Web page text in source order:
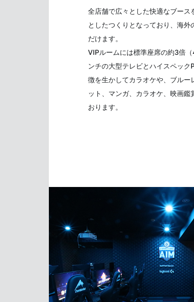
全店舗で広々とした快適なブース
としたつくりとなっており、海
だけます。
VIPルームには標準座席の約3倍
ンチの大型テレビとハイスペッ
徴を生かしてカラオケや、ブル
ット、マンガ、カラオケ、映画
おります。